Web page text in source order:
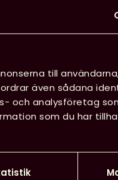
till
även sådana
och analysföretag
som du har